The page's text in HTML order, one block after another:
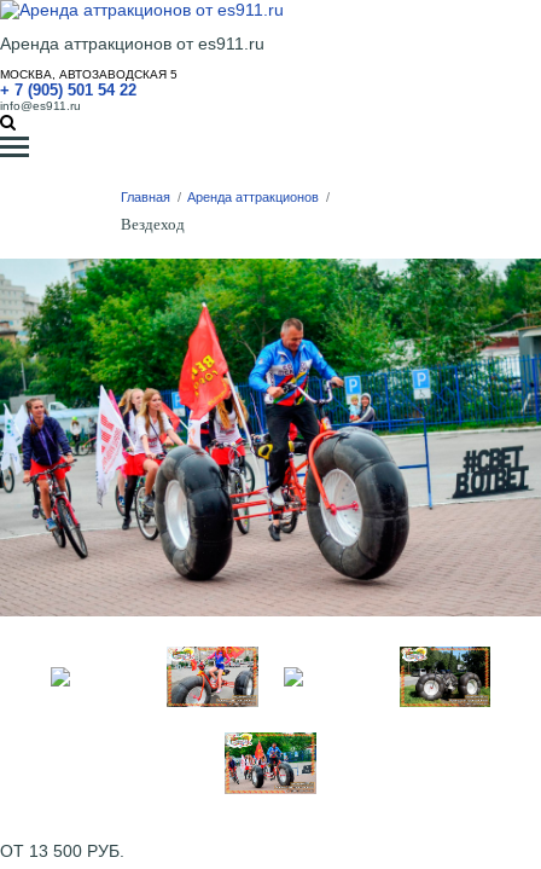
Аренда аттракционов от es911.ru
МОСКВА, АВТОЗАВОДСКАЯ 5
+ 7 (905) 501 54 22
info@es911.ru
Главная / Аренда аттракционов /
Вездеход
ОТ 13 500 РУБ.